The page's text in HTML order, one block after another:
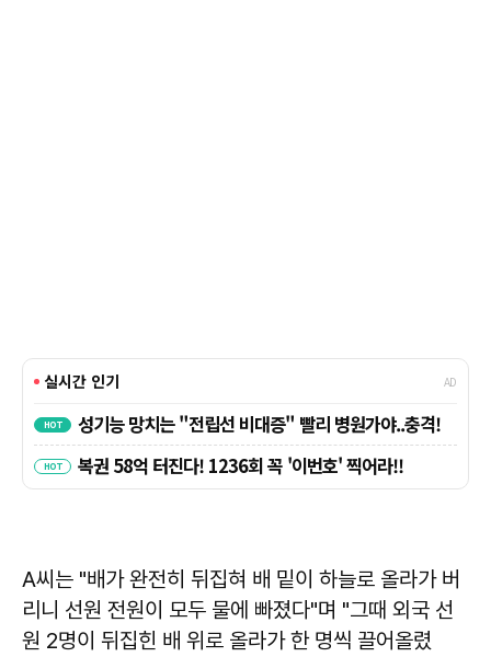
A씨는 "배가 완전히 뒤집혀 배 밑이 하늘로 올라가 버
리니 선원 전원이 모두 물에 빠졌다"며 "그때 외국 선
원 2명이 뒤집힌 배 위로 올라가 한 명씩 끌어올렸